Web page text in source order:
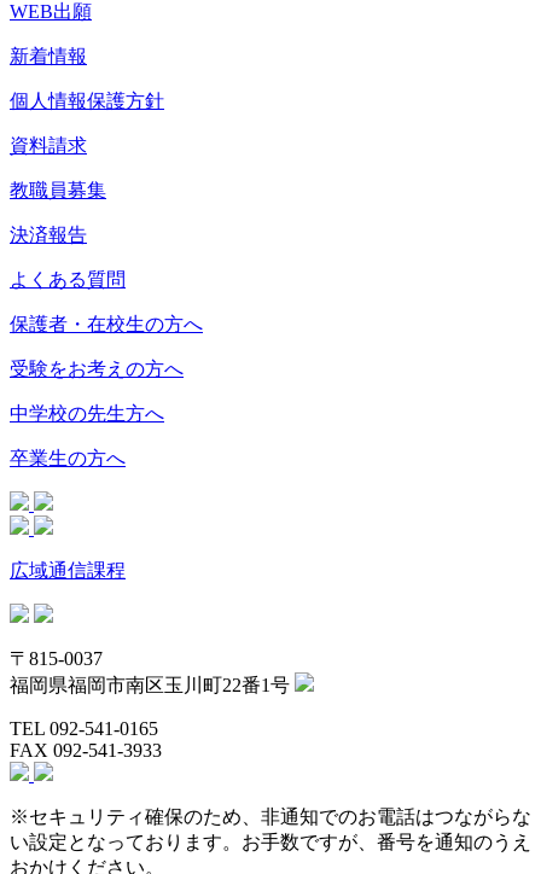
WEB出願
新着情報
個人情報保護方針
資料請求
教職員募集
決済報告
よくある質問
保護者・在校生の方へ
受験をお考えの方へ
中学校の先生方へ
卒業生の方へ
広域通信課程
〒815-0037
福岡県福岡市南区玉川町22番1号
TEL 092-541-0165
FAX 092-541-3933
※セキュリティ確保のため、非通知でのお電話はつながらな
い設定となっております。お手数ですが、番号を通知のうえ
おかけください。